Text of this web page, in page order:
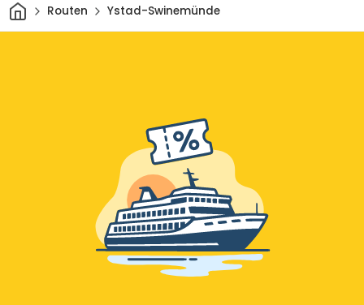
HeimRouten Ystad-Swinemünde